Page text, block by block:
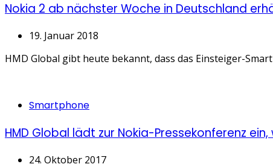
Nokia 2 ab nächster Woche in Deutschland
19. Januar 2018
HMD Global gibt heute bekannt, dass das Einsteiger-
Categories
Smartphone
HMD Global lädt zur Nokia-Pressekonferenz
24. Oktober 2017